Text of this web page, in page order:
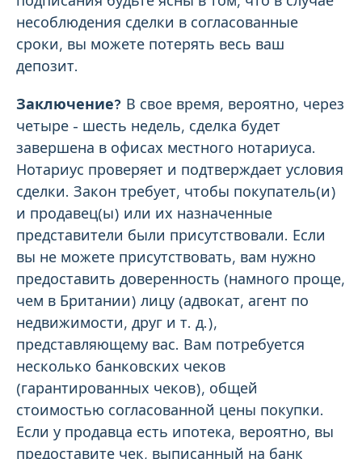
несоблюдения сделки в согласованные
сроки, вы можете потерять весь ваш
депозит.
Заключение? В свое время, вероятно, через
четыре - шесть недель, сделка будет
завершена в офисах местного нотариуса.
Нотариус проверяет и подтверждает условия
сделки. Закон требует, чтобы покупатель(и)
и продавец(ы) или их назначенные
представители были присутствовали. Если
вы не можете присутствовать, вам нужно
предоставить доверенность (намного проще,
чем в Британии) лицу (адвокат, агент по
недвижимости, друг и т. д.),
представляющему вас. Вам потребуется
несколько банковских чеков
(гарантированных чеков), общей
стоимостью согласованной цены покупки.
Если у продавца есть ипотека, вероятно, вы
предоставите чек, выписанный на банк